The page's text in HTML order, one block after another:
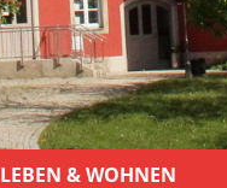
LEBEN & WOHNEN